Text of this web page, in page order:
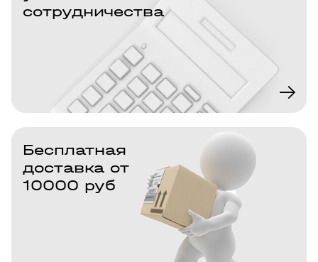
сотрудничества
Бесплатная
доставка от
10000 руб